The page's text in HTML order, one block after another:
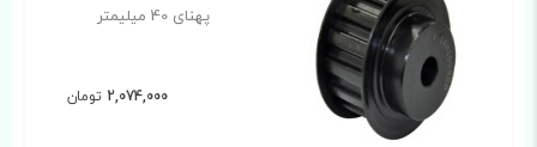
پهنای 40 میلیمتر
2,074,000 تومان